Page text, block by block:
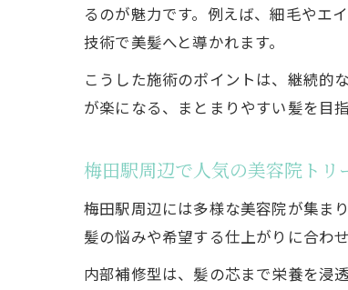
るのが魅力です。例えば、細毛やエ
技術で美髪へと導かれます。
こうした施術のポイントは、継続的
が楽になる、まとまりやすい髪を目
梅田駅周辺で人気の美容院トリ
梅田駅周辺には多様な美容院が集ま
髪の悩みや希望する仕上がりに合わ
内部補修型は、髪の芯まで栄養を浸